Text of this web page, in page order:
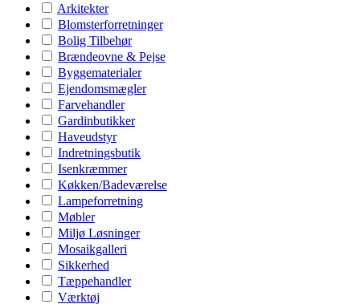
Arkitekter
Blomsterforretninger
Bolig Tilbehør
Brændeovne & Pejse
Byggematerialer
Ejendomsmægler
Farvehandler
Gardinbutikker
Haveudstyr
Indretningsbutik
Isenkræmmer
Køkken/Badeværelse
Lampeforretning
Møbler
Miljø Løsninger
Mosaikgalleri
Sikkerhed
Tæppehandler
Værktøj